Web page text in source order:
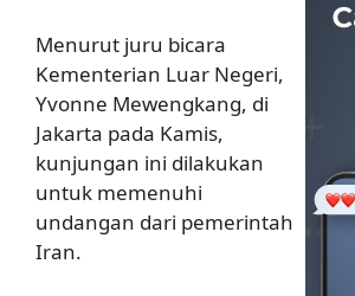
Menurut juru bicara
Kementerian Luar Negeri,
Yvonne Mewengkang, di
Jakarta pada Kamis,
kunjungan ini dilakukan
untuk memenuhi
undangan dari pemerintah
Iran.